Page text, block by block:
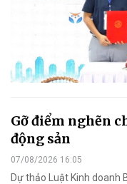
Gỡ điểm nghẽn
động sản
07/08/2026 16:05
Dự thảo Luật Kinh doanh